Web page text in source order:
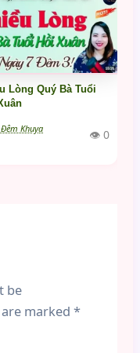
Lòng Quý Bà Tuổi
Khuya 👁 0
be
marked *